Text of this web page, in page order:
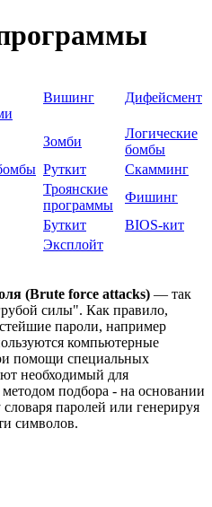
Вишинг Дифейсмент
Зомби
Логические
бомбы
Руткит
Скамминг
Троянские
программы
Фишинг
Буткит
BIOS-кит
Эксплойт
(Brute force attacks) — так
силы". Как правило,
пароли, например
компьютерные
помощи специальных
необходимый для
подбора - на основании
паролей или генерируя
символов.